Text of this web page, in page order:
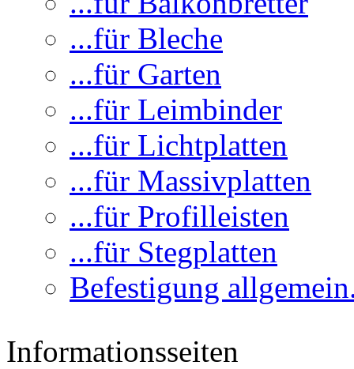
...für Bleche
...für Garten
...für Leimbinder
...für Lichtplatten
...für Massivplatten
...für Profilleisten
...für Stegplatten
Befestigung
Informationsseiten